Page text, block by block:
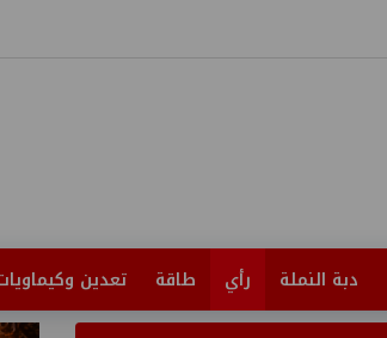
دبة النملة رأي طاقة تعدين